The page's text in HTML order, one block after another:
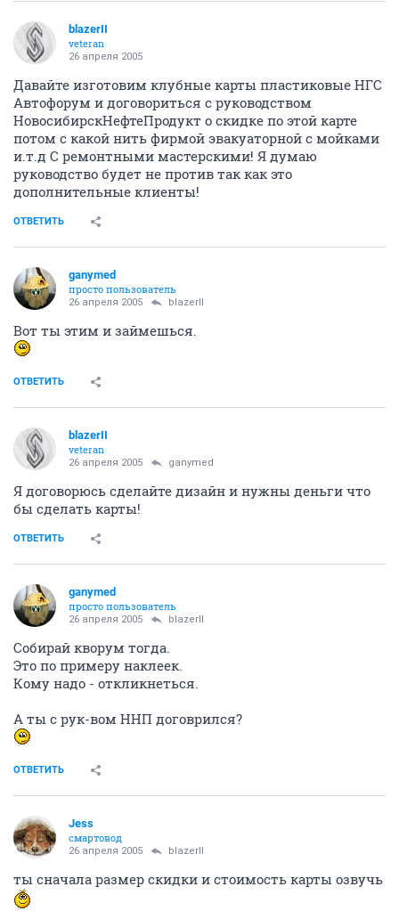
blazerII
veteran
26 апреля 2005
Давайте изготовим клубные карты пластиковые НГС
Автофорум и договориться с руководством
НовосибирскНефтеПродукт о скидке по этой карте
потом с какой нить фирмой эвакуаторной с мойками
и.т.д С ремонтными мастерскими! Я думаю
руководство будет не против так как это
дополнительные клиенты!
ОТВЕТИТЬ
ganymed
просто пользователь
26 апреля 2005 blazerII
Вот ты этим и займешься.
ОТВЕТИТЬ
blazerII
veteran
26 апреля 2005 ganymed
Я договорюсь сделайте дизайн и нужны деньги что
бы сделать карты!
ОТВЕТИТЬ
ganymed
просто пользователь
26 апреля 2005 blazerII
Собирай кворум тогда.
Это по примеру наклеек.
Кому надо - откликнеться.
А ты с рук-вом ННП договрился?
ОТВЕТИТЬ
Jess
смартовод
26 апреля 2005 blazerII
ты сначала размер скидки и стоимость карты озвучь